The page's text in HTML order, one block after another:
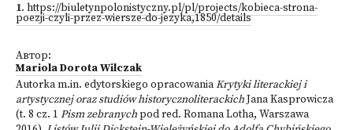
1. https://biuletynpolonistyczny.pl/pl/projects/kobieca-strona-
poezji-czyli-przez-wiersze-do-jezyka,1850/details
Автор:
Mariola Dorota Wilczak
Autorka m.in. edytorskiego opracowaniaKrytyki literackiej i
artystycznej oraz studiów historycznoliterackichJana Kasprowicza
(t. 8 cz. 1 Pism zebranychpod red. Romana Lotha, Warszawa